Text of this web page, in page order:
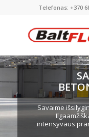
Telefonas: +370
Savaime
intensyvaus